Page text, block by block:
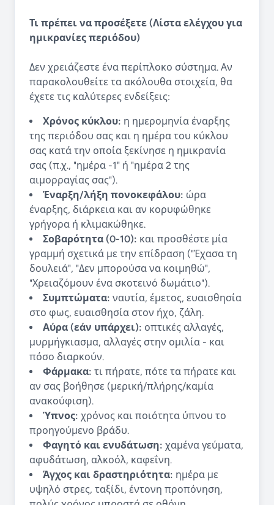
Τι πρέπει να προσέξετε (Λίστα ελέγχου για
ημικρανίες περιόδου)
Δεν χρειάζεστε ένα περίπλοκο σύστημα. Αν
παρακολουθείτε τα ακόλουθα στοιχεία, θα
έχετε τις καλύτερες ενδείξεις:
Χρόνος κύκλου: η ημερομηνία έναρξης
της περιόδου σας και η ημέρα του κύκλου
σας κατά την οποία ξεκίνησε η ημικρανία
σας (π.χ., "ημέρα -1" ή "ημέρα 2 της
αιμορραγίας σας").
Έναρξη/λήξη πονοκεφάλου: ώρα
έναρξης, διάρκεια και αν κορυφώθηκε
γρήγορα ή κλιμακώθηκε.
Σοβαρότητα (0-10): και προσθέστε μία
γραμμή σχετικά με την επίδραση ("Έχασα τη
δουλειά", "Δεν μπορούσα να κοιμηθώ",
"Χρειαζόμουν ένα σκοτεινό δωμάτιο").
Συμπτώματα: ναυτία, έμετος, ευαισθησία
στο φως, ευαισθησία στον ήχο, ζάλη.
Αύρα (εάν υπάρχει): οπτικές αλλαγές,
μυρμήγκιασμα, αλλαγές στην ομιλία - και
πόσο διαρκούν.
Φάρμακα: τι πήρατε, πότε τα πήρατε και
αν σας βοήθησε (μερική/πλήρης/καμία
ανακούφιση).
Ύπνος: χρόνος και ποιότητα ύπνου το
προηγούμενο βράδυ.
Φαγητό και ενυδάτωση: χαμένα γεύματα,
αφυδάτωση, αλκοόλ, καφεΐνη.
Άγχος και δραστηριότητα: ημέρα με
υψηλό στρες, ταξίδι, έντονη προπόνηση,